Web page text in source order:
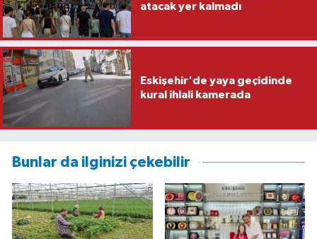
atacak yer kalmadı
Eskişehir'de yaya geçidinde
kural ihlali kamerada
Bunlar da ilginizi çekebilir